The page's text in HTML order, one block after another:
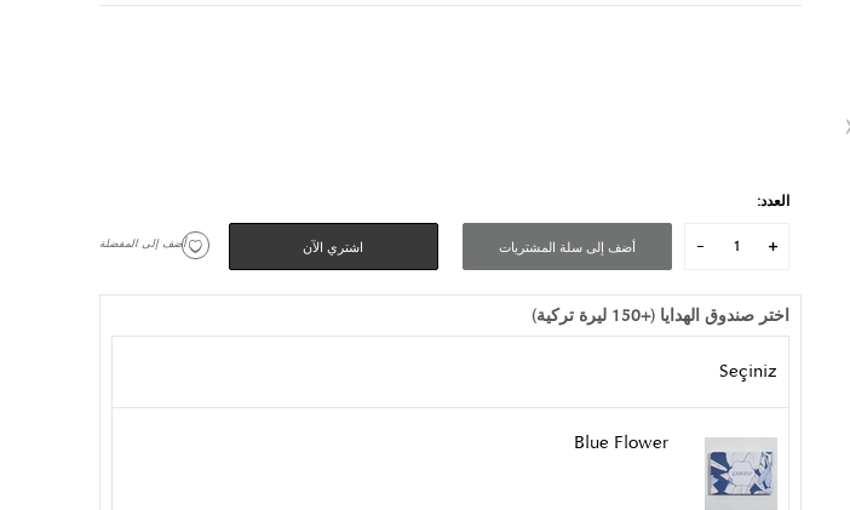
العدد:
أضف إلى سلة المشتريات اشتري الآن أضف إلى المفضلة
اختر صندوق الهدايا (+150 ليرة تركية)
Seçiniz
Blue Flower